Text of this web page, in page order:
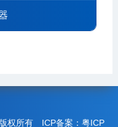
权所有 ICP备案：粤ICP